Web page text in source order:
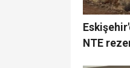
NTE